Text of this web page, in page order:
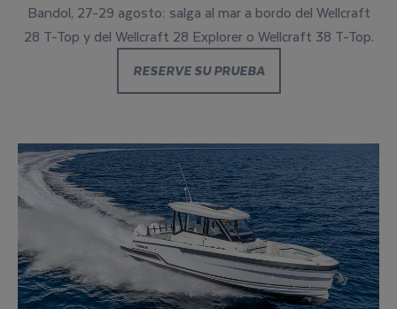
Bandol, 27-29 agosto: salga al mar a bordo del Wellcraft
28 T-Top y del Wellcraft 28 Explorer o Wellcraft 38 T-Top.
RESERVE SU PRUEBA